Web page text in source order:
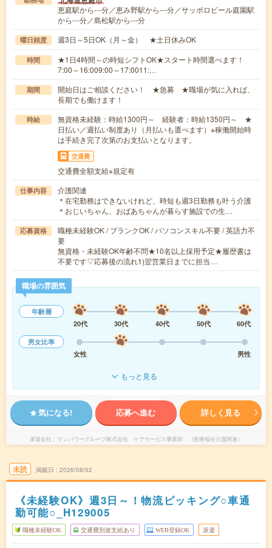
恵庭駅から---分／恵み野駅から---分／サッポロビール庭園駅
から---分／島松駅から---分
曜日頻度 週3日～5日OK（月～金） ★土日休みOK
時間
★1日4時間～の時短シフトOK★スタート時間選べます！
7:00～16:009:00～17:0011:…
期間
開始日はご相談ください！ ★急募 ★職場が気に入れば、
長期でも働けます！
時給
無資格未経験：時給1300円～ 経験者：時給1350円～ ★
日払い／週払い制度あり（月払いも選べます）※稼働開始時
は手続き完了次第のお支払いとなります。
交通費
交通費全額支給※規定有
仕事内容
介護関連
＊在宅勤務はできないけれど、時短も週3日勤務も叶う介護
＊おじいちゃん、おばあちゃんが暮らす施設での生…
応募資格
職種未経験OK / ブランクOK / パソコンスキル不要 / 英語力不
要
無資格・未経験OK年齢不問★10名以上採用予定★履歴書は
不要です▽応募後の流れ1)翌営業日までに担当…
職場の雰囲気
年齢層
20代
30代 40代 50代
60代
男女比率
女性
男性
もっと見る
気になる! 応募へ進む 詳しく見る
派遣会社 マンパワーグループ株式会社 ケアサービス事業部 （医療福祉介護関連）
未読 掲載日 2026/08/02
《未経験OK》週3日～！物流ピッキング○車通
勤可能○_H129005
職種未経験OK 交通費別途支給あり WEB登録OK 派遣